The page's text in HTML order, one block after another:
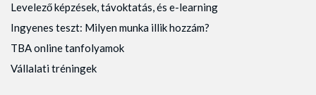
Levelező képzések, távoktatás, és e-learning
Ingyenes teszt: Milyen munka illik hozzám?
TBA online tanfolyamok
Vállalati tréningek